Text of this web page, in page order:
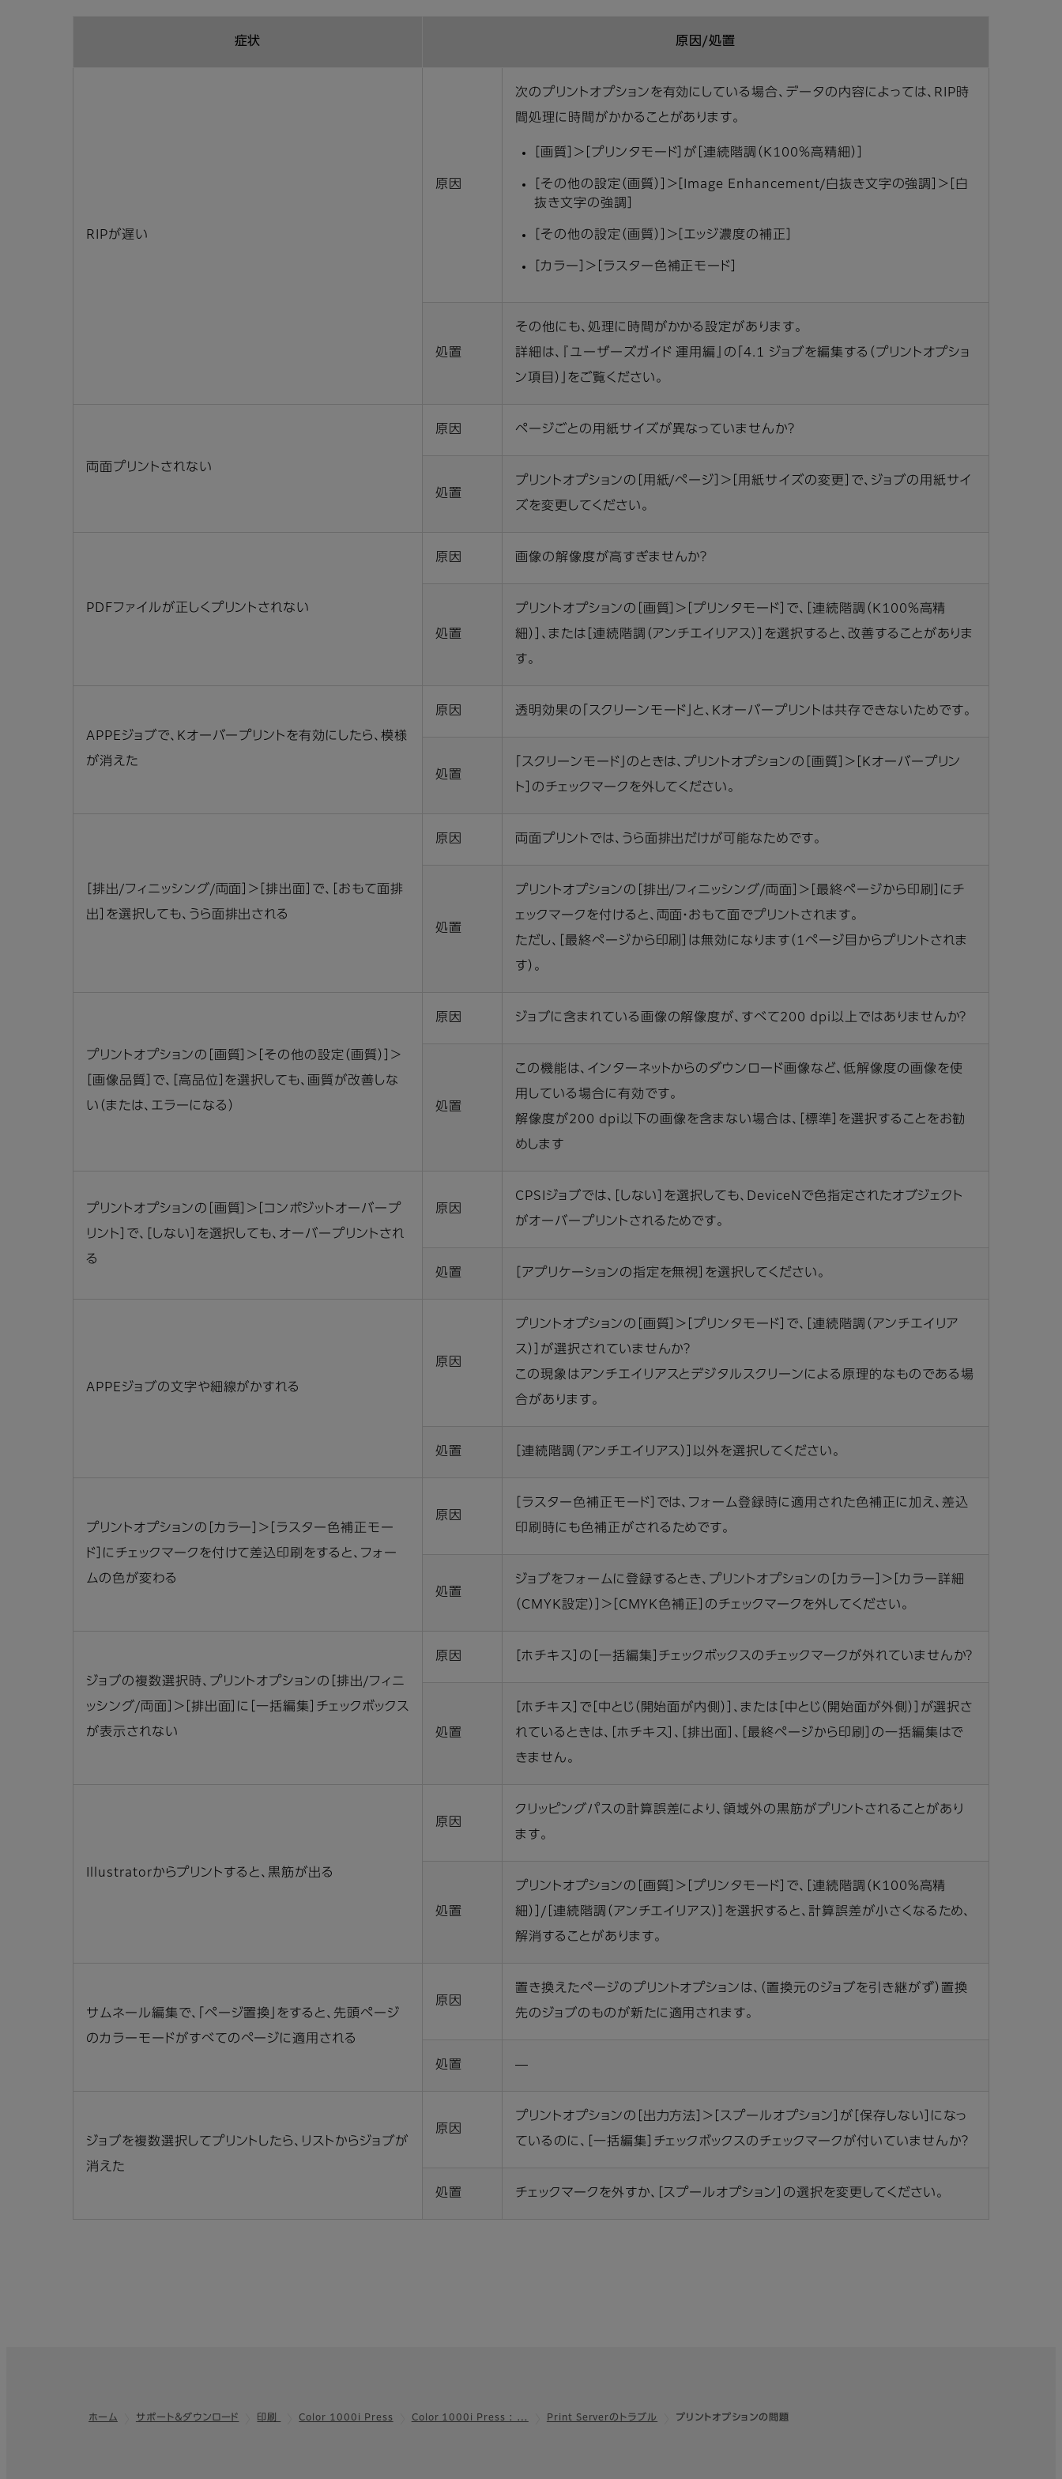
症状 原因/処置
RIPが遅い
原因
次のプリントオプションを有効にしている場合、データの内容によっては、RIP時
間処理に時間がかかることがあります。
［画質］＞［プリンタモード］が［連続階調（K100％高精細）］
［その他の設定（画質）］＞［Image Enhancement/白抜き文字の強調］＞［白
抜き文字の強調］
［その他の設定（画質）］＞［エッジ濃度の補正］
［カラー］＞［ラスター色補正モード］
処置
その他にも、処理に時間がかかる設定があります。
詳細は、『ユーザーズガイド 運用編』の「4.1 ジョブを編集する（プリントオプショ
ン項目）」をご覧ください。
両面プリントされない
原因 ページごとの用紙サイズが異なっていませんか？
処置
プリントオプションの［用紙/ページ］＞［用紙サイズの変更］で、ジョブの用紙サイ
ズを変更してください。
PDFファイルが正しくプリントされない
原因 画像の解像度が高すぎませんか？
処置
プリントオプションの［画質］＞［プリンタモード］で、［連続階調（K100％高精
細）］、または［連続階調（アンチエイリアス）］を選択すると、改善することがありま
す。
APPEジョブで、Kオーバープリントを有効にしたら、模様
が消えた
原因 透明効果の「スクリーンモード」と、Kオーバープリントは共存できないためです。
処置
「スクリーンモード」のときは、プリントオプションの［画質］＞［Kオーバープリン
ト］のチェックマークを外してください。
［排出/フィニッシング/両面］＞［排出面］で、［おもて面排
出］を選択しても、うら面排出される
原因 両面プリントでは、うら面排出だけが可能なためです。
処置
プリントオプションの［排出/フィニッシング/両面］＞［最終ページから印刷］にチ
ェックマークを付けると、両面・おもて面でプリントされます。
ただし、［最終ページから印刷］は無効になります（1ページ目からプリントされま
す）。
プリントオプションの［画質］＞［その他の設定（画質）］＞
［画像品質］で、［高品位］を選択しても、画質が改善しな
い（または、エラーになる）
原因 ジョブに含まれている画像の解像度が、すべて200 dpi以上ではありませんか？
処置
この機能は、インターネットからのダウンロード画像など、低解像度の画像を使
用している場合に有効です。
解像度が200 dpi以下の画像を含まない場合は、［標準］を選択することをお勧
めします
プリントオプションの［画質］＞［コンポジットオーバープ
リント］で、［しない］を選択しても、オーバープリントされ
る
原因
CPSIジョブでは、［しない］を選択しても、DeviceNで色指定されたオブジェクト
がオーバープリントされるためです。
処置 ［アプリケーションの指定を無視］を選択してください。
APPEジョブの文字や細線がかすれる
原因
プリントオプションの［画質］＞［プリンタモード］で、［連続階調（アンチエイリア
ス）］が選択されていませんか？
この現象はアンチエイリアスとデジタルスクリーンによる原理的なものである場
合があります。
処置 ［連続階調（アンチエイリアス）］以外を選択してください。
プリントオプションの［カラー］＞［ラスター色補正モー
ド］にチェックマークを付けて差込印刷をすると、フォー
ムの色が変わる
原因
［ラスター色補正モード］では、フォーム登録時に適用された色補正に加え、差込
印刷時にも色補正がされるためです。
処置
ジョブをフォームに登録するとき、プリントオプションの［カラー］＞［カラー詳細
（CMYK設定）］＞［CMYK色補正］のチェックマークを外してください。
ジョブの複数選択時、プリントオプションの［排出/フィニ
ッシング/両面］＞［排出面］に［一括編集］チェックボックス
が表示されない
原因 ［ホチキス］の［一括編集］チェックボックスのチェックマークが外れていませんか？
処置
［ホチキス］で［中とじ（開始面が内側）］、または［中とじ（開始面が外側）］が選択さ
れているときは、［ホチキス］、［排出面］、［最終ページから印刷］の一括編集はで
きません。
Illustratorからプリントすると、黒筋が出る
原因
クリッピングパスの計算誤差により、領域外の黒筋がプリントされることがあり
ます。
処置
プリントオプションの［画質］＞［プリンタモード］で、［連続階調（K100％高精
細）］/［連続階調（アンチエイリアス）］を選択すると、計算誤差が小さくなるため、
解消することがあります。
サムネール編集で、「ページ置換」をすると、先頭ページ
のカラーモードがすべてのページに適用される
原因
置き換えたページのプリントオプションは、（置換元のジョブを引き継がず）置換
先のジョブのものが新たに適用されます。
処置 ―
ジョブを複数選択してプリントしたら、リストからジョブが
消えた
原因
プリントオプションの［出力方法］＞［スプールオプション］が［保存しない］になっ
ているのに、［一括編集］チェックボックスのチェックマークが付いていませんか？
処置 チェックマークを外すか、［スプールオプション］の選択を変更してください。
ホーム サポート＆ダウンロード 印刷 Color 1000i Press Color 1000i Press : … Print Serverのトラブル プリントオプションの問題